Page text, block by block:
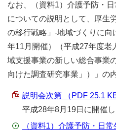
なお、（資料1）介護予防・
についての説明として、厚生
の移行戦略」-地域づくりに向
年11月開催）（平成27年度老
域支援事業の新しい総合事業
向けた調査研究事業」）」の
説明会次第 （PDF 25.1 KB
平成28年8月19日に開催
（資料1）介護予防・日